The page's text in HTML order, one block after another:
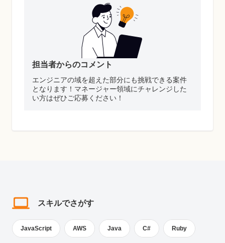
担当者からのコメント
エンジニアの域を超えた部分にも挑戦できる案件
となります！マネージャー領域にチャレンジした
い方はぜひご応募ください！
スキルでさがす
JavaScript AWS Java C# Ruby